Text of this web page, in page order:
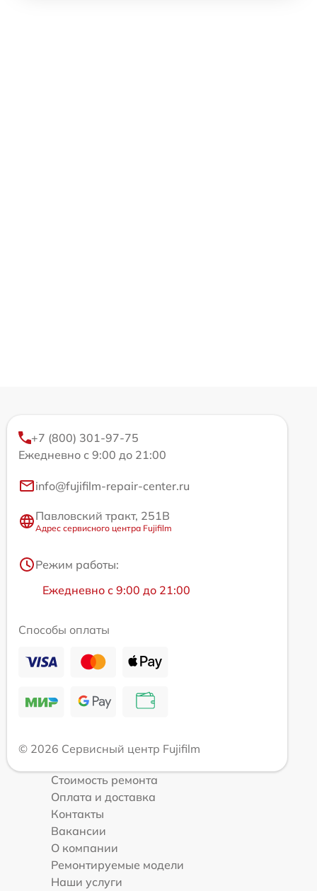
+7 (800) 301-97-75
Ежедневно с 9:00 до 21:00
info@fujifilm-repair-center.ru
Павловский тракт, 251В
Адрес сервисного центра Fujifilm
Режим работы:
Ежедневно с 9:00 до 21:00
Способы оплаты
© 2026 Сервисный центр Fujifilm
Стоимость ремонта
Оплата и доставка
Контакты
Вакансии
О компании
Ремонтируемые модели
Наши услуги